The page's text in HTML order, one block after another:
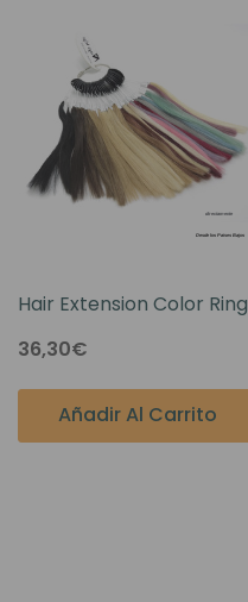
Hair Extension Color Ring
36,30€
Añadir Al Carrito